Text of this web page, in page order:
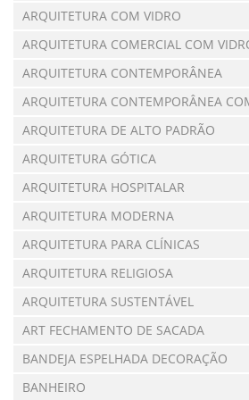
ARQUITETURA COM VIDRO
ARQUITETURA COMERCIAL COM
ARQUITETURA CONTEMPORÂNEA
ARQUITETURA CONTEMPORÂNEA
ARQUITETURA DE ALTO PADRÃO
ARQUITETURA GÓTICA
ARQUITETURA HOSPITALAR
ARQUITETURA MODERNA
ARQUITETURA PARA CLÍNICAS
ARQUITETURA RELIGIOSA
ARQUITETURA SUSTENTÁVEL
ART FECHAMENTO DE SACADA
BANDEJA ESPELHADA DECORAÇÃO
BANHEIRO